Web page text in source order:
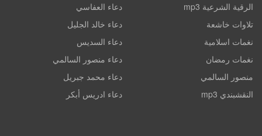
الرقية الشرعية mp3
تلاوات خاشعة
نغمات اسلامية
نغمات رمضان
منصور السالمي
النقشبندي mp3
دعاء العفاسي
دعاء خالد الجليل
دعاء السديس
دعاء منصور السالمي
دعاء محمد جبريل
دعاء ادريس أبكر